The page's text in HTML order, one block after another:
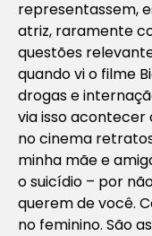
representassem,
atriz, raramente
questões
quando vi o filme
drogas e
via isso acontecer
no cinema
minha mãe e
o suicídio – por
querem de você.
no feminino. São